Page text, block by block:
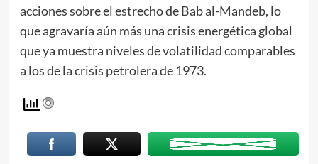
acciones sobre el estrecho de Bab al-Mandeb, lo
que agravaría aún más una crisis energética global
que ya muestra niveles de volatilidad comparables
a los de la crisis petrolera de 1973.